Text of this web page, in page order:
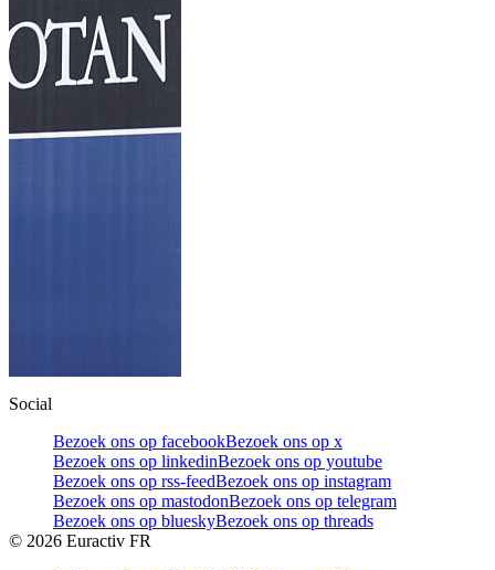
Social
Bezoek ons op facebookBezoek ons op x
Bezoek ons op linkedinBezoek ons op youtube
Bezoek ons op rss-feedBezoek ons op instagram
Bezoek ons op mastodonBezoek ons op telegram
Bezoek ons op blueskyBezoek ons op threads
© 2026 Euractiv FR